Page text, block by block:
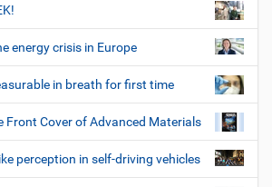
energy crisis in Europe
in breath for first time
Front Cover of Advanced Materials
perception in self-driving vehicles